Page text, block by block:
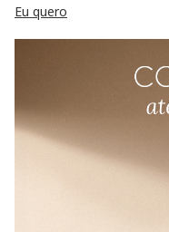
Eu quero